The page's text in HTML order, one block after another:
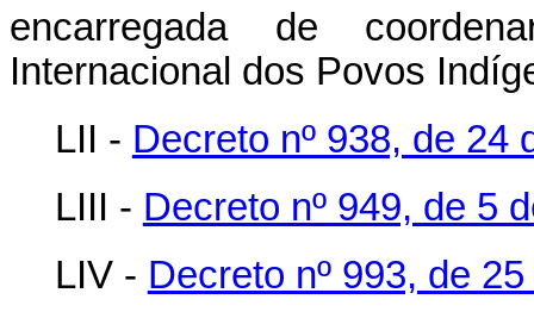
encarregada de
Internacional dos Povos
LII - Decreto nº 938, de 24
LIII - Decreto nº 949, de 5
LIV - Decreto nº 993, de